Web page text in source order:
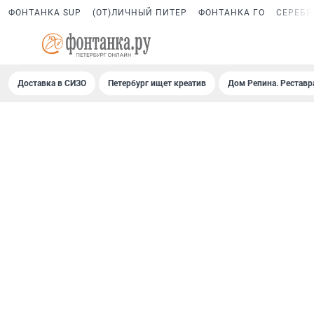
ФОНТАНКА SUP (ОТ)ЛИЧНЫЙ ПИТЕР ФОНТАНКА ГО
Доставка в СИЗО Петербург ищет креатив Дом Репина.